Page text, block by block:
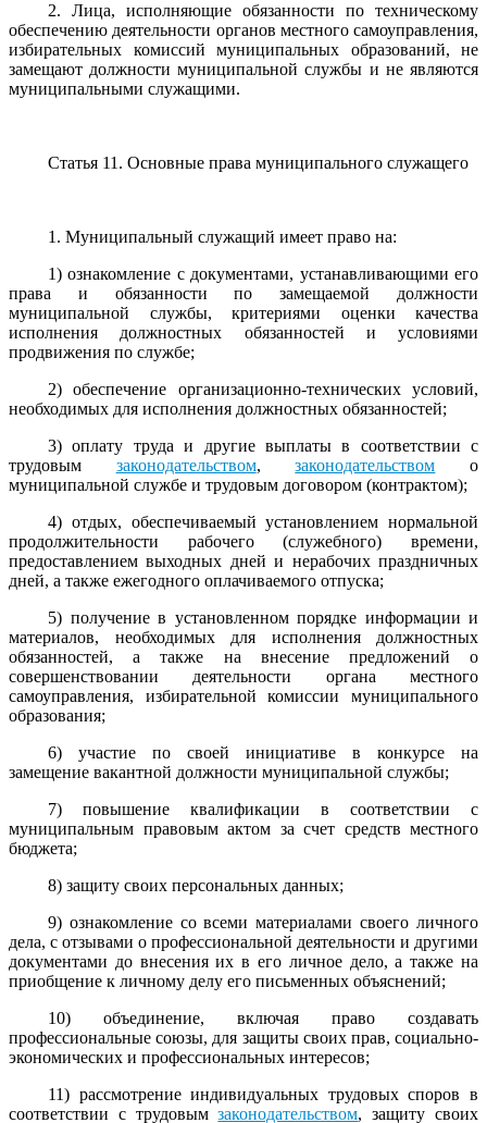
2. Лица, исполняющие обязанности по техническому
обеспечению деятельности органов местного самоуправления,
избирательных комиссий муниципальных образований, не
замещают должности муниципальной службы и не являются
муниципальными служащими.
Статья 11. Основные права муниципального служащего
1. Муниципальный служащий имеет право на:
1) ознакомление с документами, устанавливающими его
права и обязанности по замещаемой должности
муниципальной службы, критериями оценки качества
исполнения должностных обязанностей и условиями
продвижения по службе;
2) обеспечение организационно-технических условий,
необходимых для исполнения должностных обязанностей;
3) оплату труда и другие выплаты в соответствии с
трудовым законодательством,законодательством о
муниципальной службе и трудовым договором (контрактом);
4) отдых, обеспечиваемый установлением нормальной
продолжительности рабочего (служебного) времени,
предоставлением выходных дней и нерабочих праздничных
дней, а также ежегодного оплачиваемого отпуска;
5) получение в установленном порядке информации и
материалов, необходимых для исполнения должностных
обязанностей, а также на внесение предложений о
совершенствовании деятельности органа местного
самоуправления, избирательной комиссии муниципального
образования;
6) участие по своей инициативе в конкурсе на
замещение вакантной должности муниципальной службы;
7) повышение квалификации в соответствии с
муниципальным правовым актом за счет средств местного
бюджета;
8) защиту своих персональных данных;
9) ознакомление со всеми материалами своего личного
дела, с отзывами о профессиональной деятельности и другими
документами до внесения их в его личное дело, а также на
приобщение к личному делу его письменных объяснений;
10) объединение, включая право создавать
профессиональные союзы, для защиты своих прав, социально-
экономических и профессиональных интересов;
11) рассмотрение индивидуальных трудовых споров в
соответствии с трудовымзаконодательством, защиту своих